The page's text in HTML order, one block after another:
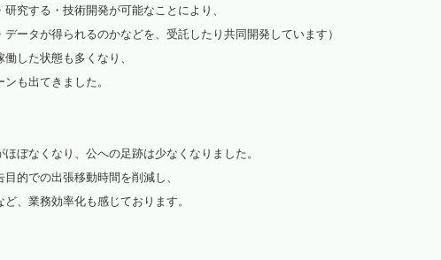
藻が活着しにくいシート
植物工場考え方（ＤＶＤ）
啓発活動
（資料作成・講演・講師）
究する・技術開発が可能なことにより、
ータが得られるのかなどを、受託したり共同開発しています）
した状態も多くなり、
も出てきました。
ぼなくなり、公への足跡は少なくなりました。
的での出張移動時間を削減し、
、業務効率化も感じております。